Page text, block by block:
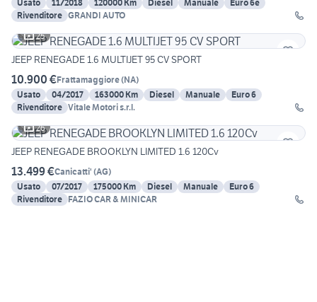
Usato 11/2018 120000 Km Diesel Manuale
Euro 6e
Rivenditore GRANDI AUTO
25
JEEP RENEGADE 1.6 MULTIJET 95 CV SPORT
10.900 €Frattamaggiore(NA)
Usato
04/2017 163000 Km Diesel Manuale
Euro 6
Rivenditore Vitale Motori s.r.l.
26
JEEP RENEGADE BROOKLYN LIMITED 1.6 120Cv
13.499 €Canicatti' (AG)
Usato
07/2017 175000 Km Diesel Manuale
Euro 6
Rivenditore FAZIO CAR & MINICAR